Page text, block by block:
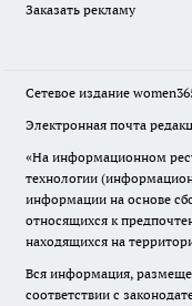
Заказать рекламу
Сетевое издание
Электронная почта
«На информационном
технологии
информации на основе
относящихся к
находящихся на
Вся информация,
соответствии с